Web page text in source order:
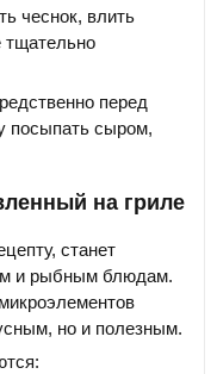
чеснок, влить
перед
посыпать сыром,
на гриле
станет
и рыбным блюдам.
но и полезным.